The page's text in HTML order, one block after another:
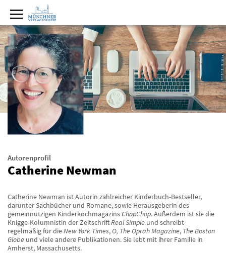
Autorenprofil
Catherine Newman
Catherine Newman ist Autorin zahlreicher Kinderbuch-Bestseller,
darunter Sachbücher und Romane, sowie Herausgeberin des
gemeinnützigen KinderkochmagazinsChopChop. Außerdem ist sie die
Knigge-Kolumnistin der ZeitschriftReal Simple und schreibt
regelmäßig für dieNew York Times, O, The Oprah Magazine, The Boston
Globe und viele andere Publikationen. Sie lebt mit ihrer Familie in
Amherst, Massachusetts.